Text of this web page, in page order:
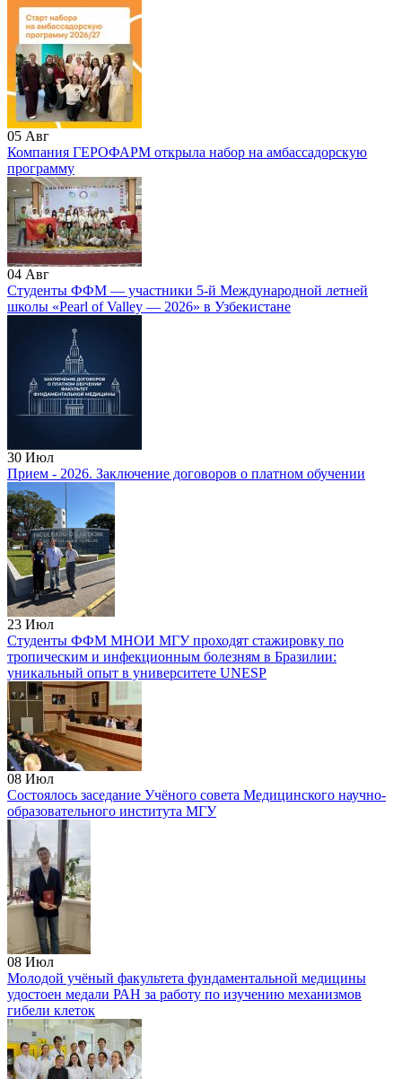
05 Авг
Компания ГЕРОФАРМ открыла набор на амбассадорскую
программу
04 Авг
Студенты ФФМ — участники 5‑й Международной летней
школы «Pearl of Valley — 2026» в Узбекистане
30 Июл
Прием - 2026. Заключение договоров о платном обучении
23 Июл
Студенты ФФМ МНОИ МГУ проходят стажировку по
тропическим и инфекционным болезням в Бразилии:
уникальный опыт в университете UNESP
08 Июл
Состоялось заседание Учёного совета Медицинского научно-
образовательного института МГУ
08 Июл
Молодой учёный факультета фундаментальной медицины
удостоен медали РАН за работу по изучению механизмов
гибели клеток